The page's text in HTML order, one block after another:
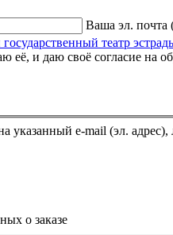
Ваша эл. почта
театр
о заказе